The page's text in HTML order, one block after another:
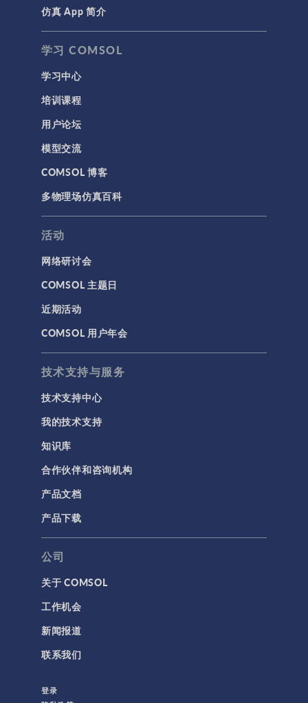
仿真 App 简介
学习 COMSOL
学习中心
培训课程
用户论坛
模型交流
COMSOL 博客
多物理场仿真百科
活动
网络研讨会
COMSOL 主题日
近期活动
COMSOL 用户年会
技术支持与服务
技术支持中心
我的技术支持
知识库
合作伙伴和咨询机构
产品文档
产品下载
公司
关于 COMSOL
工作机会
新闻报道
联系我们
登录